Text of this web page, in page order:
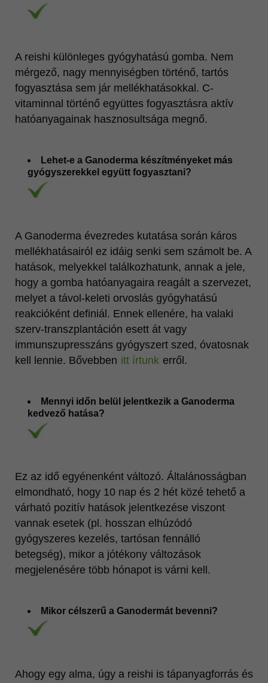
A reishi különleges gyógyhatású gomba. Nem
mérgező, nagy mennyiségben történő, tartós
fogyasztása sem jár mellékhatásokkal. C-
vitaminnal történő együttes fogyasztásra aktív
hatóanyagainak hasznosultsága megnő.
Lehet-e a Ganoderma készítményeket más
gyógyszerekkel együtt fogyasztani?
A Ganoderma évezredes kutatása során káros
mellékhatásairól ez idáig senki sem számolt be. A
hatások, melyekkel találkozhatunk, annak a jele,
hogy a gomba hatóanyagaira reagált a szervezet,
melyet a távol-keleti orvoslás gyógyhatású
reakcióként definiál. Ennek ellenére, ha valaki
szerv-transzplantáción esett át vagy
immunszupresszáns gyógyszert szed, óvatosnak
kell lennie. Bővebben itt írtunk erről.
Mennyi időn belül jelentkezik a Ganoderma
kedvező hatása?
Ez az idő egyénenként változó. Általánosságban
elmondható, hogy 10 nap és 2 hét közé tehető a
várható pozitív hatások jelentkezése viszont
vannak esetek (pl. hosszan elhúzódó
gyógyszeres kezelés, tartósan fennálló
betegség), mikor a jótékony változások
megjelenésére több hónapot is várni kell.
Mikor célszerű a Ganodermát bevenni?
Ahogy egy alma, úgy a reishi is tápanyagforrás és